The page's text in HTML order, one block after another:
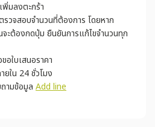
พิ่มลงตะกร้า
รวจสอบจำนวนที่ต้องการ โดยหาก
ะต้องกดปุ่ม ยืนยันการแก้ไขจำนวนทุก
ใบเสนอราคา
ใน 24 ชั่วโมง
ามข้อมูล Add line